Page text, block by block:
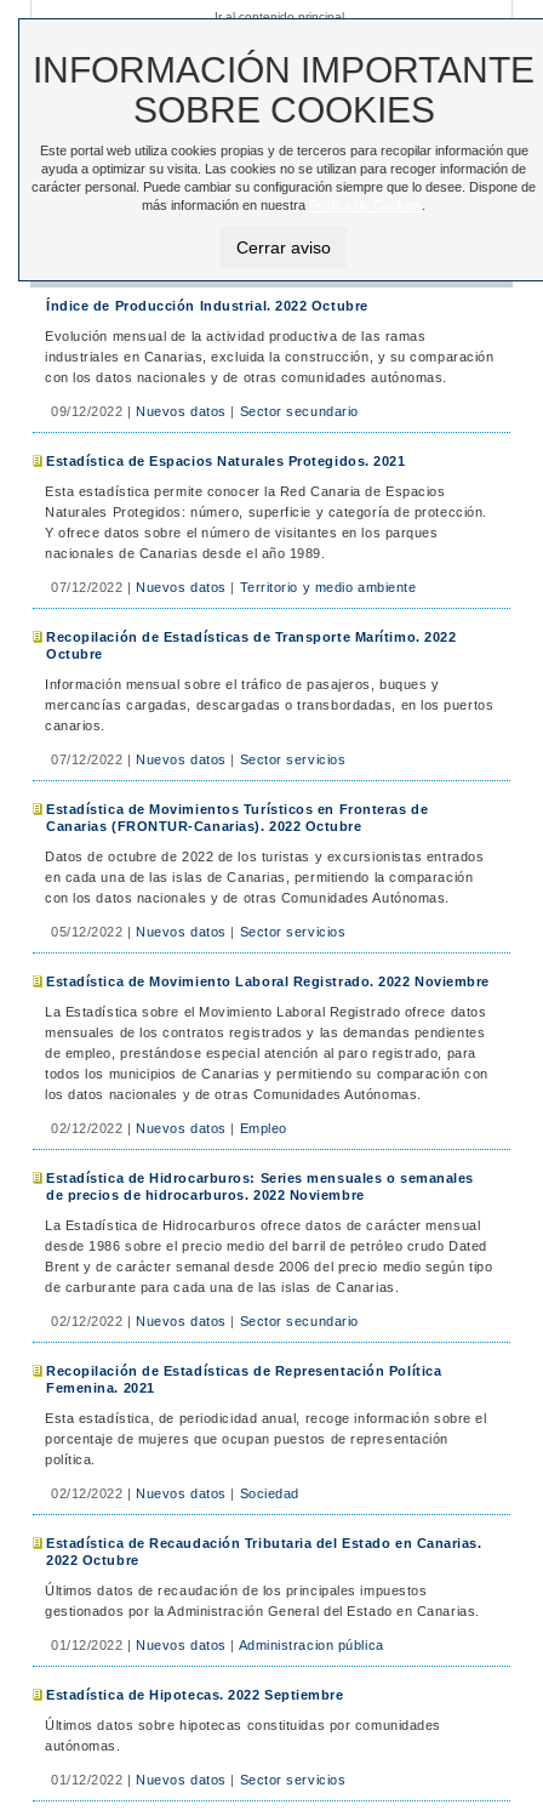
Ir al contenido principal
Toggle
navigation
Índice de Producción Industrial. 2022 Octubre
Evolución mensual de la actividad productiva de las ramas
industriales en Canarias, excluida la construcción, y su comparación
con los datos nacionales y de otras comunidades autónomas.
09/12/2022 |Nuevos datos | Sector secundario
Estadística de Espacios Naturales Protegidos. 2021
Esta estadística permite conocer la Red Canaria de Espacios
Naturales Protegidos: número, superficie y categoría de protección.
Y ofrece datos sobre el número de visitantes en los parques
nacionales de Canarias desde el año 1989.
07/12/2022 |Nuevos datos | Territorio y medio ambiente
Recopilación de Estadísticas de Transporte Marítimo. 2022
Octubre
Información mensual sobre el tráfico de pasajeros, buques y
mercancías cargadas, descargadas o transbordadas, en los puertos
canarios.
07/12/2022 |Nuevos datos | Sector servicios
Estadística de Movimientos Turísticos en Fronteras de
Canarias (FRONTUR-Canarias). 2022 Octubre
Datos de octubre de 2022 de los turistas y excursionistas entrados
en cada una de las islas de Canarias, permitiendo la comparación
con los datos nacionales y de otras Comunidades Autónomas.
05/12/2022 |Nuevos datos | Sector servicios
Estadística de Movimiento Laboral Registrado. 2022 Noviembre
La Estadística sobre el Movimiento Laboral Registrado ofrece datos
mensuales de los contratos registrados y las demandas pendientes
de empleo, prestándose especial atención al paro registrado, para
todos los municipios de Canarias y permitiendo su comparación con
los datos nacionales y de otras Comunidades Autónomas.
02/12/2022 |Nuevos datos | Empleo
Estadística de Hidrocarburos: Series mensuales o semanales
de precios de hidrocarburos. 2022 Noviembre
La Estadística de Hidrocarburos ofrece datos de carácter mensual
desde 1986 sobre el precio medio del barril de petróleo crudo Dated
Brent y de carácter semanal desde 2006 del precio medio según tipo
de carburante para cada una de las islas de Canarias.
02/12/2022 |Nuevos datos | Sector secundario
Recopilación de Estadísticas de Representación Política
Femenina. 2021
Esta estadística, de periodicidad anual, recoge información sobre el
porcentaje de mujeres que ocupan puestos de representación
política.
02/12/2022 |Nuevos datos | Sociedad
Estadística de Recaudación Tributaria del Estado en Canarias.
2022 Octubre
Últimos datos de recaudación de los principales impuestos
gestionados por la Administración General del Estado en Canarias.
01/12/2022 |Nuevos datos | Administracion pública
Estadística de Hipotecas. 2022 Septiembre
Últimos datos sobre hipotecas constituidas por comunidades
autónomas.
01/12/2022 |Nuevos datos | Sector servicios
INFORMACIÓN IMPORTANTE
SOBRE COOKIES
Este portal web utiliza cookies propias y de terceros para recopilar información que
ayuda a optimizar su visita. Las cookies no se utilizan para recoger información de
carácter personal. Puede cambiar su configuración siempre que lo desee. Dispone de
más información en nuestra
Cerrar aviso